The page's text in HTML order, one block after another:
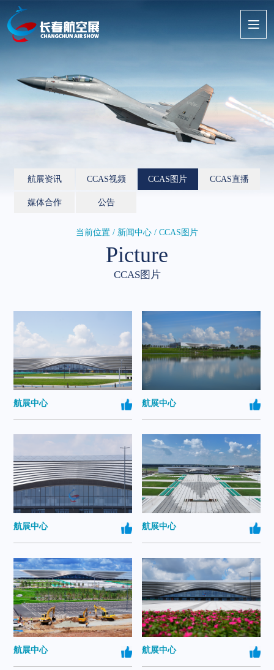
航展资讯 CCAS视频 CCAS图片 CCAS直播
媒体合作 公告
当前位置 / 新闻中心 / CCAS图片
Picture
CCAS图片
航展中心 航展中心
航展中心 航展中心
航展中心 航展中心